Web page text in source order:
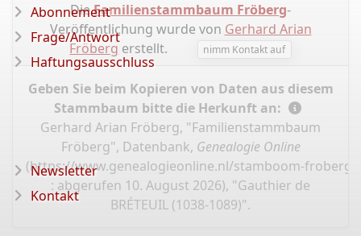
DieFamilienstammbaum Fröberg-
Veröffentlichung wurde von Gerhard Arian
Fröberg erstellt. nimm Kontakt auf
Geben Sie beim Kopieren von Daten aus diesem
Stammbaum bitte die Herkunft an:
Gerhard Arian Fröberg, "Familienstammbaum
Fröberg", Datenbank, Genealogie Online
(https://www.genealogieonline.nl/stamboom-froberg/
: abgerufen 10. August 2026), "Gauthier de
BRÉTEUIL (1038-1089)".
Abonnement
Frage/Antwort
Haftungsausschluss
Newsletter
Kontakt